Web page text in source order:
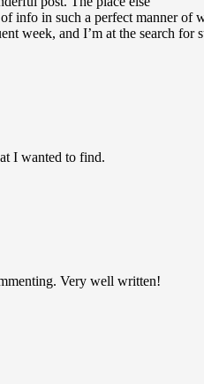
info in such a perfect manner of
week, and I’m at the search for
I wanted to find.
Very well written!